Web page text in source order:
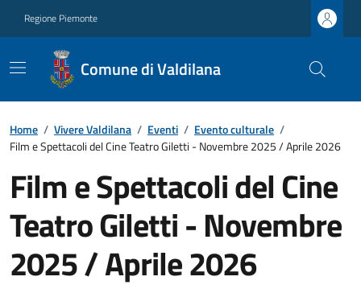
Regione Piemonte
Comune di Valdilana
Home / Vivere Valdilana / Eventi / Evento culturale /
Film e Spettacoli del Cine Teatro Giletti - Novembre 2025 / Aprile 2026
Film e Spettacoli del Cine
Teatro Giletti - Novembre
2025 / Aprile 2026